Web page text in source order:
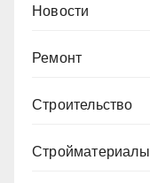
Новости
Ремонт
Строительство
Стройматериалы